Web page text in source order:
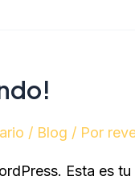
/ Blog / Por
Esta es